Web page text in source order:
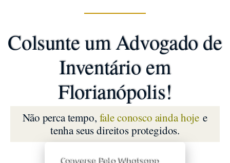
Colsunte um Advogado de
Inventário em
Florianópolis!
Não perca tempo, fale conosco ainda hoje e
tenha seus direitos protegidos.
Converse Pelo Whatsapp